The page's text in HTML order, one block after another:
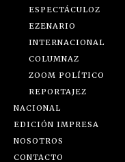
ESPECTÁCULOZ
EZENARIO
INTERNACIONAL
COLUMNAZ
ZOOM POLÍTICO
REPORTAJEZ
NACIONAL
EDICIÓN IMPRESA
NOSOTROS
CONTACTO